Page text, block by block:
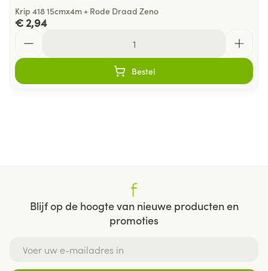
Krip 418 15cmx4m + Rode Draad Zeno
€ 2,94
Bestel
Blijf op de hoogte van nieuwe producten en
promoties